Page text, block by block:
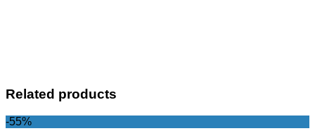
Related products
-55%